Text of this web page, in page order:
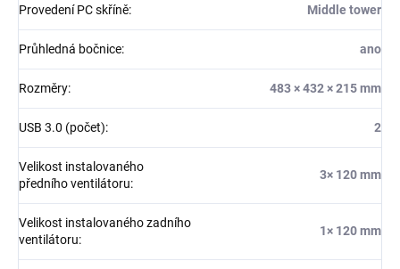
Provedení PC skříně: Middle tower
Průhledná bočnice: ano
Rozměry: 483 × 432 × 215 mm
USB 3.0 (počet): 2
Velikost instalovaného
předního ventilátoru:
3× 120 mm
Velikost instalovaného zadního
ventilátoru:
1× 120 mm